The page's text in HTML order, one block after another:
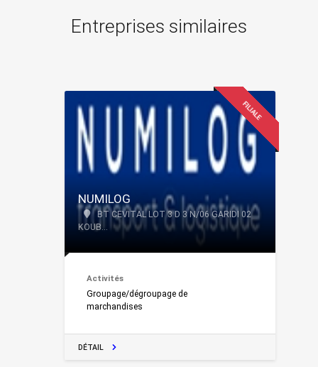
Entreprises similaires
FILIALE
NUMILOG
BT CEVITAL LOT 3 D 3 N/06 GARIDI 02
KOUB...
Activités
Groupage/dégroupage de
marchandises
DÉTAIL